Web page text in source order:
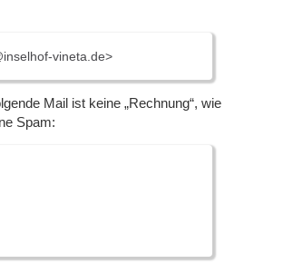
vineta.de>
Mail ist keine „Rechnung“, wie
Spam: